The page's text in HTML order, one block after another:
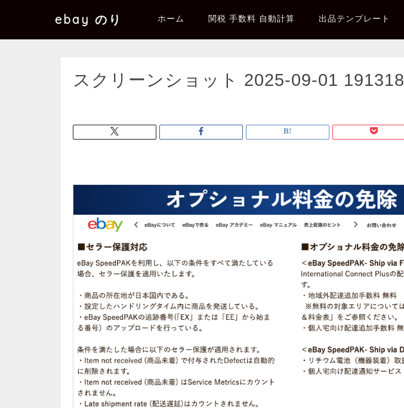
ebay のり ホーム 関税 手数料 自動計算 出品テンプレート
スクリーンショット 2025-09-01 191318